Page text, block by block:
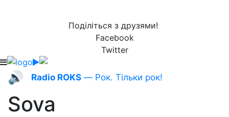
Поділіться з друзями!
Facebook
Twitter
🔊 Radio ROKS — Рок. Тільки рок!
Sova